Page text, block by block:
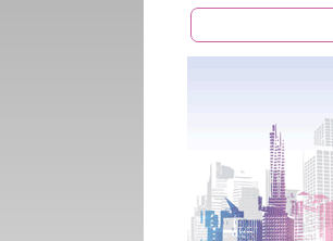
Пошукова форма
Пошук